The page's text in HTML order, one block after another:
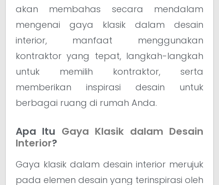
akan membahas secara mendalam
mengenai gaya klasik dalam desain
interior, manfaat menggunakan
kontraktor yang tepat, langkah-langkah
untuk memilih kontraktor, serta
memberikan inspirasi desain untuk
berbagai ruang di rumah Anda.
Apa Itu Gaya Klasik dalam Desain
Interior?
Gaya klasik dalam desain interior merujuk
pada elemen desain yang terinspirasi oleh